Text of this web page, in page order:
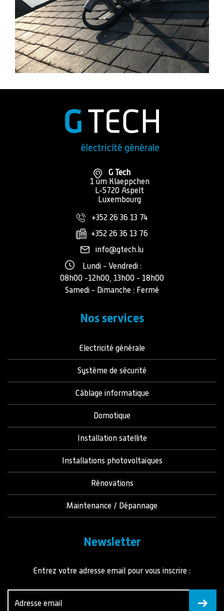
G Tech
1 um Klaeppchen
L-5720 Aspelt
Luxembourg
+352 26 36 13 74
+352 26 36 13 76
info@gtech.lu
Lundi - Vendredi :
08h00 -12h00, 13h00 - 18h00
Samedi - Dimanche : Fermé
Nos services
Electricité générale
Système de sécurité
Câblage informatique
Domotique
Installation satellite
Installations photovoltaïques
Rénovations
Maintenance / Dépannage
Newsletter
Entrez votre adresse email pour vous inscrire :